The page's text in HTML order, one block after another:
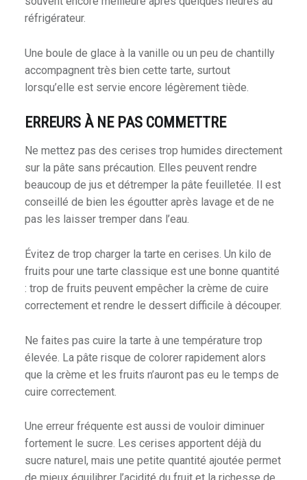
réfrigérateur.
Une boule de glace à la vanille ou un peu de chantilly
accompagnent très bien cette tarte, surtout
lorsqu’elle est servie encore légèrement tiède.
ERREURS À NE PAS COMMETTRE
Ne mettez pas des cerises trop humides directement
sur la pâte sans précaution. Elles peuvent rendre
beaucoup de jus et détremper la pâte feuilletée. Il est
conseillé de bien les égoutter après lavage et de ne
pas les laisser tremper dans l’eau.
Évitez de trop charger la tarte en cerises. Un kilo de
fruits pour une tarte classique est une bonne quantité
: trop de fruits peuvent empêcher la crème de cuire
correctement et rendre le dessert difficile à découper.
Ne faites pas cuire la tarte à une température trop
élevée. La pâte risque de colorer rapidement alors
que la crème et les fruits n’auront pas eu le temps de
cuire correctement.
Une erreur fréquente est aussi de vouloir diminuer
fortement le sucre. Les cerises apportent déjà du
sucre naturel, mais une petite quantité ajoutée permet